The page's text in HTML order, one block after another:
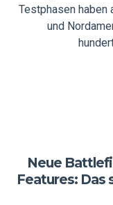
Testphasen haben
und
Neue
Features: Das